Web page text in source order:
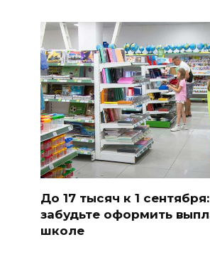
До 17 тысяч к 1
забудьте оформить
школе